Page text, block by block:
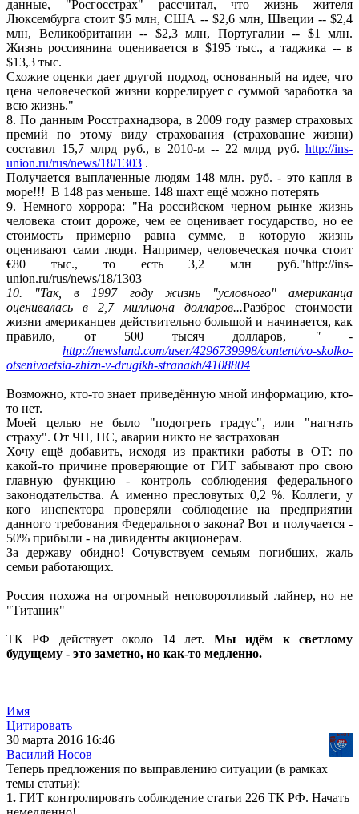
данные, "Росгосстрах" рассчитал, что жизнь жителя
Люксембурга стоит $5 млн, США -- $2,6 млн, Швеции -- $2,4
млн, Великобритании -- $2,3 млн, Португалии -- $1 млн.
Жизнь россиянина оценивается в $195 тыс., а таджика -- в
$13,3 тыс.
Схожие оценки дает другой подход, основанный на идее, что
цена человеческой жизни коррелирует с суммой заработка за
всю жизнь."
8. По данным Росстрахнадзора, в 2009 году размер страховых
премий по этому виду страхования (страхование жизни)
составил 15,7 млрд руб., в 2010-м -- 22 млрд руб. http://ins-
union.ru/rus/news/18/1303 .
Получается выплаченные людям 148 млн. руб. - это капля в
море!!! В 148 раз меньше. 148 шахт ещё можно потерять
9. Немного хоррора: "На российском черном рынке жизнь
человека стоит дороже, чем ее оценивает государство, но ее
стоимость примерно равна сумме, в которую жизнь
оценивают сами люди. Например, человеческая почка стоит
€80 тыс., то есть 3,2 млн руб."http://ins-
union.ru/rus/news/18/1303
10. "Так, в 1997 году жизнь "условного" американца
оценивалась в 2,7 миллиона долларов...Разброс стоимости
жизни американцев действительно большой и начинается, как
правило, от 500 тысяч долларов,
" -
http://newsland.com/user/4296739998/content/vo-skolko-
otsenivaetsia-zhizn-v-drugikh-stranakh/4108804
Возможно, кто-то знает приведённую мной информацию, кто-
то нет.
Моей целью не было "подогреть градус", или "нагнать
страху". От ЧП, НС, аварии никто не застрахован
Хочу ещё добавить, исходя из практики работы в ОТ: по
какой-то причине проверяющие от ГИТ забывают про свою
главную функцию - контроль соблюдения федерального
законодательства. А именно пресловутых 0,2 %. Коллеги, у
кого инспектора проверяли соблюдение на предприятии
данного требования Федерального закона? Вот и получается -
50% прибыли - на дивиденты акционерам.
За державу обидно! Сочувствуем семьям погибших, жаль
семьи работающих.
Россия похожа на огромный неповоротливый лайнер, но не
"Титаник"
ТК РФ действует около 14 лет. Мы идём к светлому
будущему - это заметно, но как-то медленно.
Имя
Цитировать
30 марта 2016 16:46
Василий Носов
Теперь предложения по выправлению ситуации (в рамках
темы статьи):
1. ГИТ контролировать соблюдение статьи 226 ТК РФ. Начать